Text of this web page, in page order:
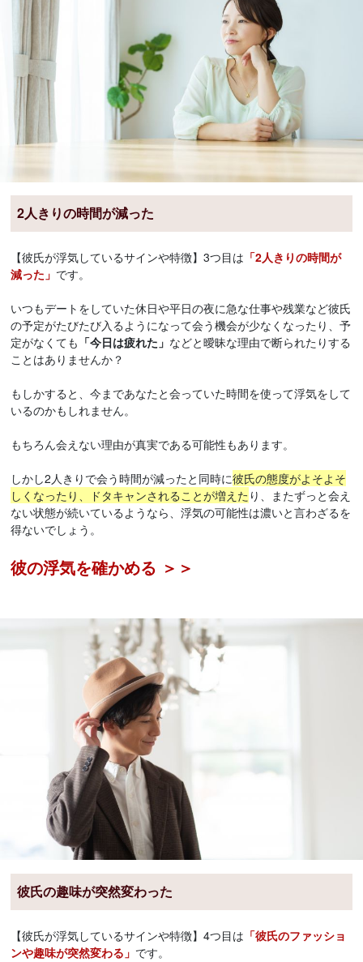
2人きりの時間が減った
【彼氏が浮気しているサインや特徴】3つ目は 「2人きりの時間が
減った」 です。
いつもデートをしていた休日や平日の夜に急な仕事や残業など彼氏
の予定がたびたび入るようになって会う機会が少なくなったり、予
定がなくても 「今日は疲れた」 などと曖昧な理由で断られたりする
ことはありませんか？
もしかすると、今まであなたと会っていた時間を使って浮気をして
いるのかもしれません。
もちろん会えない理由が真実である可能性もあります。
しかし2人きりで会う時間が減ったと同時に彼氏の態度がよそよそ
しくなったり、ドタキャンされることが増えた り、またずっと会え
ない状態が続いているようなら、浮気の可能性は濃いと言わざるを
得ないでしょう。
彼の浮気を確かめる ＞＞
彼氏の趣味が突然変わった
【彼氏が浮気しているサインや特徴】4つ目は 「彼氏のファッショ
ンや趣味が突然変わる」 です。